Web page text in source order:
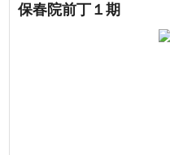
保春院前丁１期